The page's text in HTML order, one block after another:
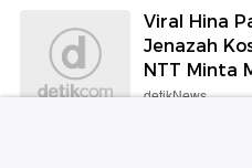
Viral Hina
Jenazah
NTT Minta
detikNews